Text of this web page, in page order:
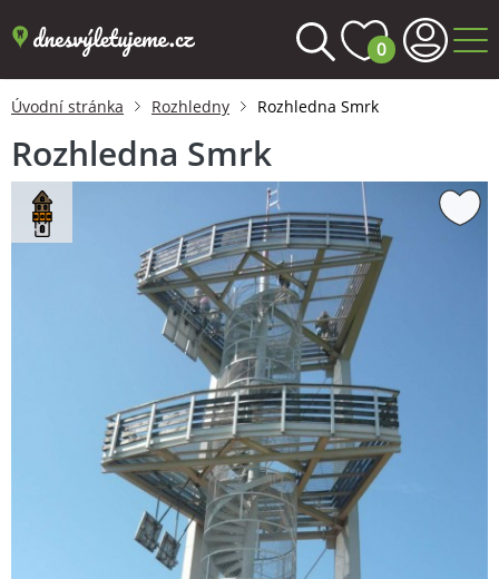
0
Úvodní stránka Rozhledny Rozhledna Smrk
Rozhledna Smrk